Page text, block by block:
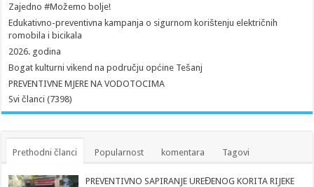
Zajedno #Možemo bolje!
Edukativno-preventivna kampanja o sigurnom korištenju električnih
romobila i bicikala
2026. godina
Bogat kulturni vikend na području općine Tešanj
PREVENTIVNE MJERE NA VODOTOCIMA
Svi članci (7398)
Prethodni članci Popularnost komentara Tagovi
PREVENTIVNO SAPIRANJE UREĐENOG KORITA RIJEKE